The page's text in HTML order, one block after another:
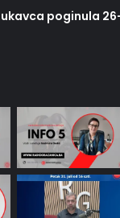
poginula